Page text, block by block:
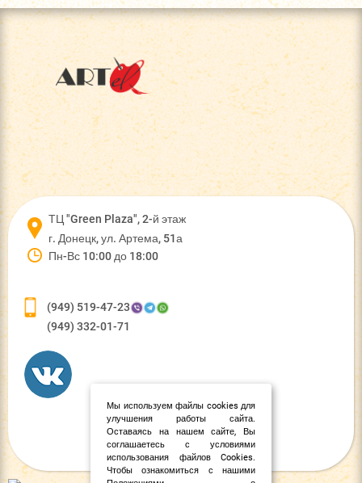
ТЦ "Green Plaza", 2-й этаж
г. Донецк, ул. Артема, 51а
Пн-Вс 10:00 до 18:00
(949) 519-47-23
(949) 332-01-71
Мы используем файлы cookies для
улучшения работы сайта.
Оставаясь на нашем сайте, Вы
соглашаетесь с условиями
использования файлов Cookies.
Чтобы ознакомиться с нашими